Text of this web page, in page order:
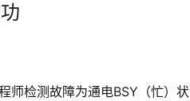
师检测故障为通电BSY（忙）状